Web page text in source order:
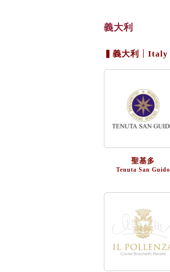
義大利
▍義大利┊Italy
聖基多
Tenuta San Guido